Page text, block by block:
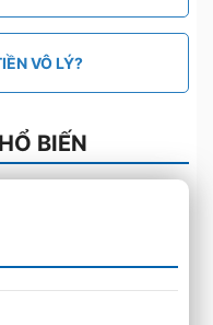
VÔ LÝ?
BIẾN